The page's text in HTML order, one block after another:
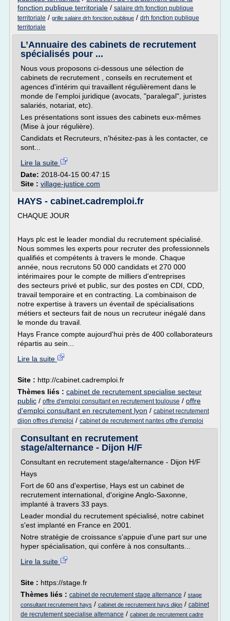
fonction publique territoriale / salaire drh fonction publique
territoriale / grille salaire drh fonction publique / drh fonction publique
territoriale
L’Annuaire des cabinets de recrutement
spécialisés pour ...
Nous vous proposons ci-dessous une sélection de
cabinets de recrutement , conseils en recrutement et
agences d'intérim qui travaillent régulièrement dans le
monde de l'emploi juridique (avocats, "paralegal", juristes
salariés, notariat, etc).
Les présentations sont issues des cabinets eux-mêmes
(Mise à jour régulière).
Candidats et Recruteurs, n'hésitez-pas à les contacter, ce
sont...
Lire la suite
Date: 2018-04-15 00:47:15
Site : village-justice.com
HAYS - cabinet.cadremploi.fr
CHAQUE JOUR
Hays plc est le leader mondial du recrutement spécialisé.
Nous sommes les experts pour recruter des professionnels
qualifiés et compétents à travers le monde. Chaque
année, nous recrutons 50 000 candidats et 270 000
intérimaires pour le compte de milliers d'entreprises
des secteurs privé et public, sur des postes en CDI, CDD,
travail temporaire et en contracting. La combinaison de
notre expertise à travers un éventail de spécialisations
métiers et secteurs fait de nous un recruteur inégalé dans
le monde du travail.
Hays France compte aujourd'hui près de 400 collaborateurs
répartis au sein...
Lire la suite
Site : http://cabinet.cadremploi.fr
Thèmes liés : cabinet de recrutement specialise secteur
public / offre d'emploi consultant en recrutement toulouse / offre
d'emploi consultant en recrutement lyon / cabinet recrutement
dijon offres d'emploi / cabinet de recrutement nantes offre d'emploi
Consultant en recrutement
stage/alternance - Dijon H/F
Consultant en recrutement stage/alternance - Dijon H/F
Hays
Fort de 60 ans d'expertise, Hays est un cabinet de
recrutement international, d'origine Anglo-Saxonne,
implanté à travers 33 pays.
Leader mondial du recrutement spécialisé, notre cabinet
s'est implanté en France en 2001.
Notre stratégie de croissance s'appuie d'une part sur une
hyper spécialisation, qui confère à nos consultants...
Lire la suite
Site : https://stage.fr
Thèmes liés : cabinet de recrutement stage alternance / stage
consultant recrutement hays / cabinet de recrutement hays dijon / cabinet
de recrutement specialise alternance / cabinet de recrutement cadre